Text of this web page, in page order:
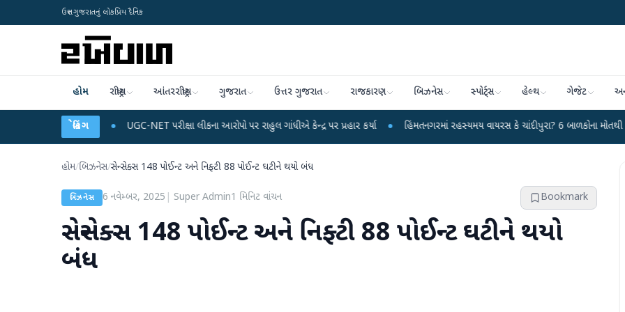
ઉત્તર ગુજરાતનું લોકપ્રિય દૈનિક
હોમ રાષ્ટ્રીય આંતરરાષ્ટ્રીય ગુજરાત ઉત્તર ગુજરાત રાજકારણ બિઝનેસ સ્પોર્ટ્સ હેલ્થ ગેજેટ
બ્રેકિંગ
UGC-NET પરીક્ષા લીકના આરોપો પર રાહુલ ગાંધીએ કેન્દ્ર પર પ્રહાર કર્યા ● હિંમતનગરમાં રહસ્યમય વાયરસ કે ચાંદીપુરા? 6 બાળકોના મોતથી ફફડાટ ●
હોમ/બિઝનેસ/સેન્સેક્સ 148 પોઈન્ટ અને નિફ્ટી 88 પોઈન્ટ ઘટીને થયો બંધ
બિઝનેસ 6 નવેમ્બર, 2025 Super Admin1 મિનિટ વાંચન Bookmark
સેન્સેક્સ 148 પોઈન્ટ અને નિફ્ટી 88 પોઈન્ટ ઘટીને થયો
બંધ